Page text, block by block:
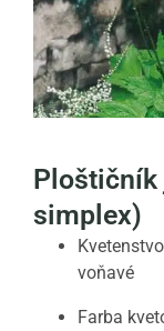
Ploštičník
simplex)
voňavé
Farba